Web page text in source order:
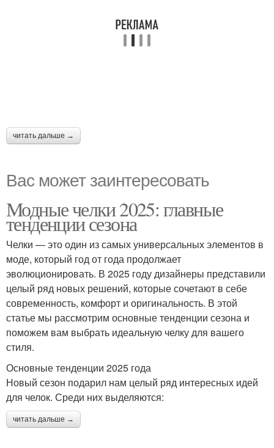
читать дальше →
Вас может заинтересовать
Модные челки 2025: главные
тенденции сезона
Челки — это один из самых универсальных элементов в
моде, который год от года продолжает
эволюционировать. В 2025 году дизайнеры представили
целый ряд новых решений, которые сочетают в себе
современность, комфорт и оригинальность. В этой
статье мы рассмотрим основные тенденции сезона и
поможем вам выбрать идеальную челку для вашего
стиля.
Основные тенденции 2025 года
Новый сезон подарил нам целый ряд интересных идей
для челок. Среди них выделяются:
читать дальше →